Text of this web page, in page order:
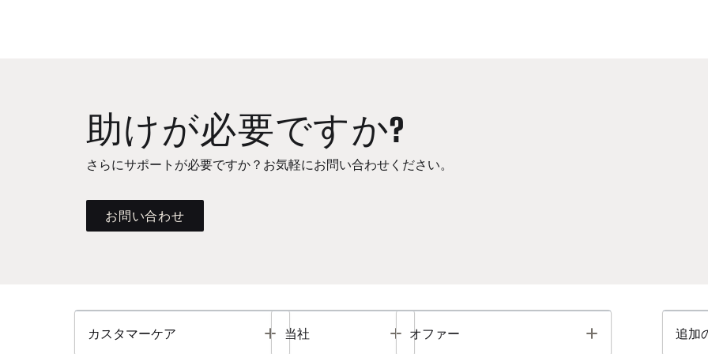
助けが必要ですか?
さらにサポートが必要ですか？お気軽にお問い合わせください。
お問い合わせ
カスタマーケア Toggle
当社 Toggle
オファー Toggle 追加